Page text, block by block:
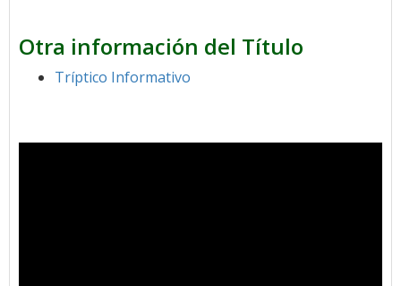
Otra información del Título
Tríptico Informativo